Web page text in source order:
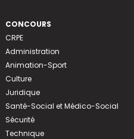
CONCOURS
CRPE
Administration
Animation-Sport
Culture
Juridique
Santé-Social et Médico-Social
Sécurité
Technique